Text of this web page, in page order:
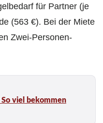
für Partner (je
(563 €). Bei der Miete
Zwei-Personen-
viel bekommen